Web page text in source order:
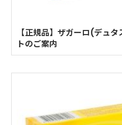
【正規品】ザガーロ(デュ
トのご案内